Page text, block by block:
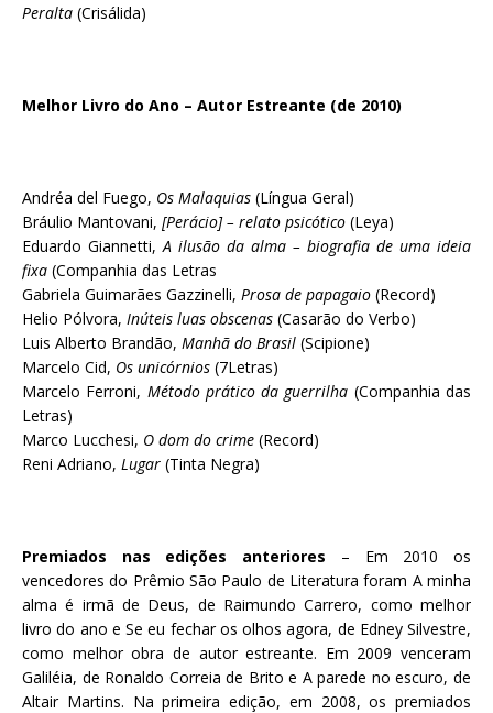
Peralta (Crisálida)
Melhor Livro do Ano – Autor Estreante (de 2010)
Andréa del Fuego, Os Malaquias (Língua Geral)
Bráulio Mantovani, [Perácio] – relato psicótico (Leya)
Eduardo Giannetti, A ilusão da alma – biografia de uma ideia
fixa (Companhia das Letras
Gabriela Guimarães Gazzinelli, Prosa de papagaio (Record)
Helio Pólvora, Inúteis luas obscenas (Casarão do Verbo)
Luis Alberto Brandão, Manhã do Brasil (Scipione)
Marcelo Cid, Os unicórnios (7Letras)
Marcelo Ferroni, Método prático da guerrilha (Companhia das
Letras)
Marco Lucchesi, O dom do crime (Record)
Reni Adriano, Lugar (Tinta Negra)
Premiados nas edições anteriores – Em 2010 os
vencedores do Prêmio São Paulo de Literatura foram A minha
alma é irmã de Deus, de Raimundo Carrero, como melhor
livro do ano e Se eu fechar os olhos agora, de Edney Silvestre,
como melhor obra de autor estreante. Em 2009 venceram
Galiléia, de Ronaldo Correia de Brito e A parede no escuro, de
Altair Martins. Na primeira edição, em 2008, os premiados